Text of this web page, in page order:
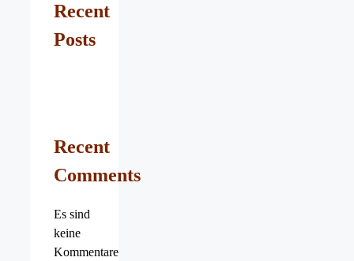
Recent
Posts
Recent
Comments
Es sind
keine
Kommentare